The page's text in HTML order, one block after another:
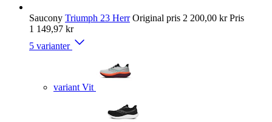
Saucony Triumph 23 Herr Original pris 2 200,00 kr Pris
1 149,97 kr
5 varianter
variant Vit